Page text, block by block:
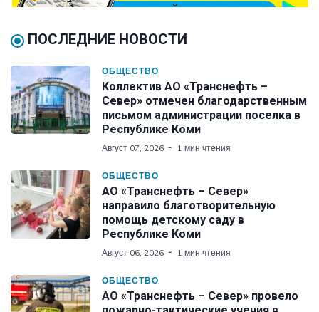
ПОСЛЕДНИЕ НОВОСТИ
ОБЩЕСТВО
Коллектив АО «Транснефть –
Север» отмечен благодарственным
письмом администрации поселка в
Республике Коми
Август 07, 2026 1 мин чтения
ОБЩЕСТВО
АО «Транснефть – Север»
направило благотворительную
помощь детскому саду в
Республике Коми
Август 06, 2026 1 мин чтения
ОБЩЕСТВО
АО «Транснефть – Север» провело